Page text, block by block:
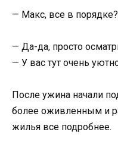
— Макс, все в
— Да-да, просто
— У вас тут очень
После ужина начали
более оживленным и
жилья все подробнее.